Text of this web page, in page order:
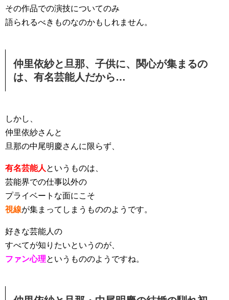
その作品での演技についてのみ
語られるべきものなのかもしれません。
仲里依紗と旦那、子供に、関心が集まるの
は、有名芸能人だから…
しかし、
仲里依紗さんと
旦那の中尾明慶さんに限らず、
有名芸能人 というものは、
芸能界での仕事以外の
プライベートな面にこそ
視線が集まってしまうもののようです。
好きな芸能人の
すべてが知りたいというのが、
ファン心理というもののようですね。